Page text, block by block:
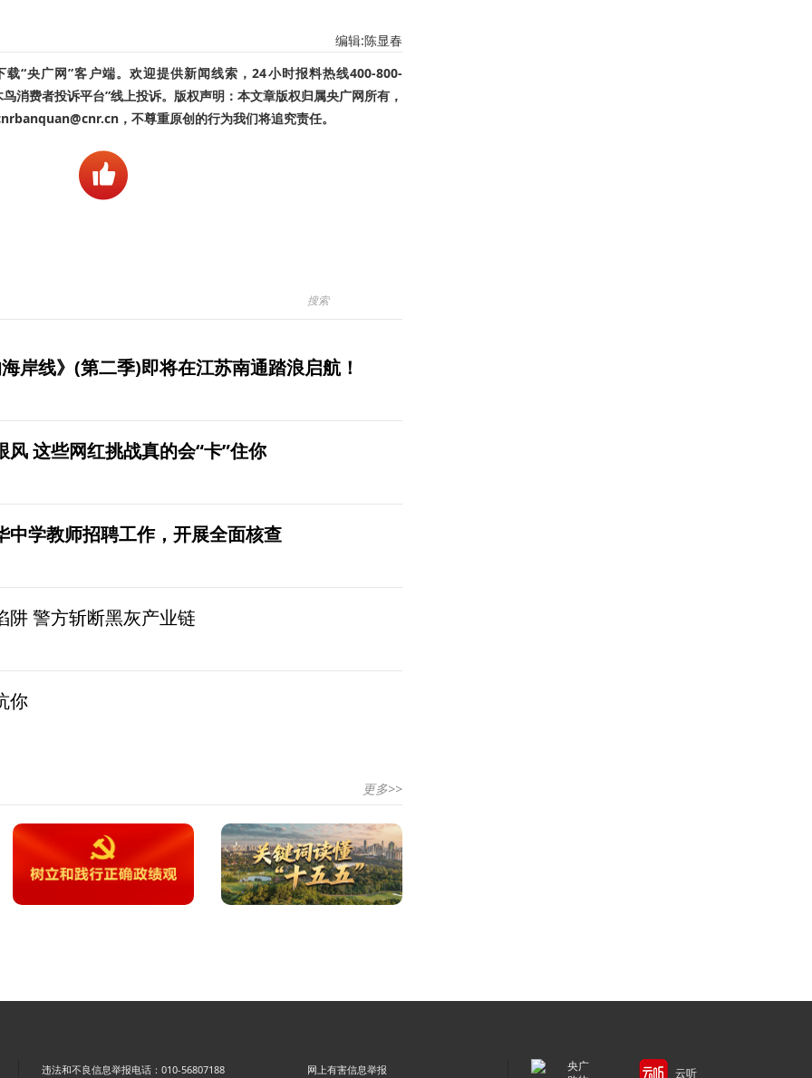
编辑:陈显春
“央广网”客户端。欢迎提供新闻线索，24小时报料热线400-800-
消费者投诉平台”线上投诉。版权声明：本文章版权归属央广网所有，
，不尊重原创的行为我们将追究责任。
岸线》(第二季)即将在江苏南通踏浪启航！
这些网红挑战真的会“卡”住你
中学教师招聘工作，开展全面核查
阱 警方斩断黑灰产业链
你
更多>>
违法和不良信息举报电话：010-56807188 网上有害信息举报
央广
云听